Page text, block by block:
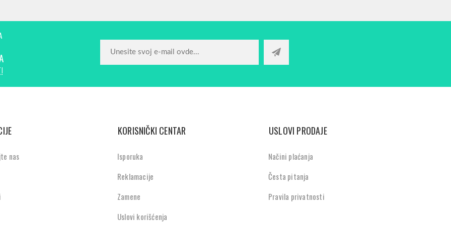
nas
KORISNIČKI CENTAR
Isporuka
Reklamacije
Zamene
Uslovi korišćenja
USLOVI PRODAJE
Načini plaćanja
Česta pitanja
Pravila privatnosti